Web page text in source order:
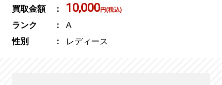
買取金額
10,000円(税込)
ランク
A
性別
レディース